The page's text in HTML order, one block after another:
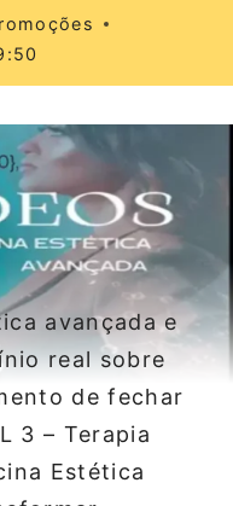
avançada e
real sobre
de fechar
3 – Terapia
Estética